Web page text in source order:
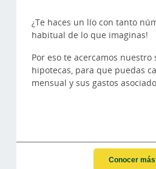
¿Te haces un lío con tanto
habitual de lo que imaginas!
Por eso te acercamos
hipotecas, para que puedas
mensual y sus gastos
Conocer más